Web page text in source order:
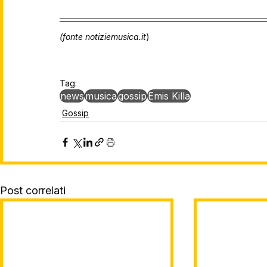
(fonte notiziemusica.it)
Tag:
newsmusicagossipEmis Killa
Gossip
Post correlati